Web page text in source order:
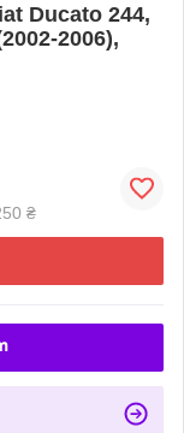
Ducato 244,
2006),
₴